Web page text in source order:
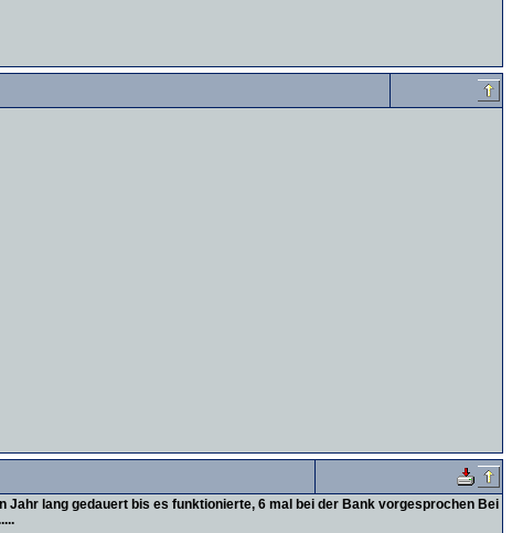
lang gedauert bis es funktionierte, 6 mal bei der Bank vorgesprochen Bei